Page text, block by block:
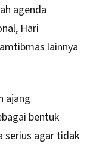
agenda
Hari
lainnya
ajang
bentuk
serius agar tidak